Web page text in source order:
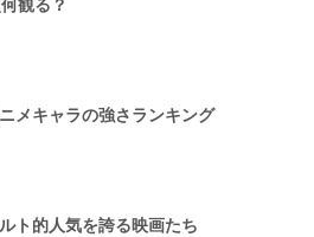
メキャラの強さランキング
ト的人気を誇る映画たち